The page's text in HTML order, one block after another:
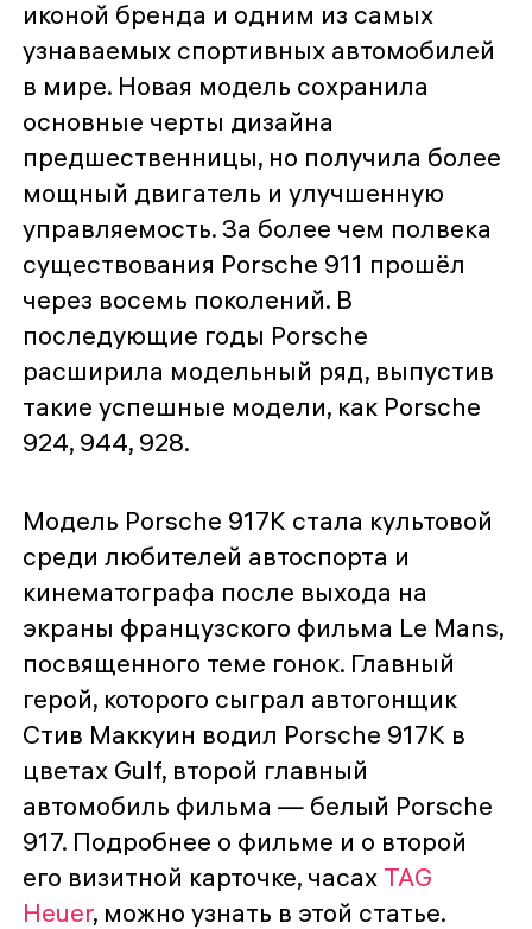
иконой бренда и одним из самых
узнаваемых спортивных автомобилей
в мире. Новая модель сохранила
основные черты дизайна
предшественницы, но получила более
мощный двигатель и улучшенную
управляемость. За более чем полвека
существования Porsche 911 прошёл
через восемь поколений. В
последующие годы Porsche
расширила модельный ряд, выпустив
такие успешные модели, как Porsche
924, 944, 928.
Модель Porsche 917K стала культовой
среди любителей автоспорта и
кинематографа после выхода на
экраны французского фильма Le Mans,
посвященного теме гонок. Главный
герой, которого сыграл автогонщик
Стив Маккуин водил Porsche 917K в
цветах Gulf, второй главный
автомобиль фильма — белый Porsche
917. Подробнее о фильме и о второй
его визитной карточке, часах TAG
Heuer, можно узнать в этой статье.